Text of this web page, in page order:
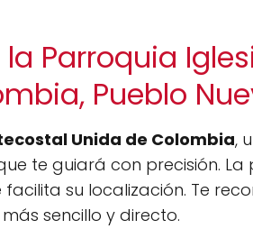
Parroquia
Pueblo
Unida de Colombia,
te guiará con precisión.
su localización. Te
sencillo y directo.